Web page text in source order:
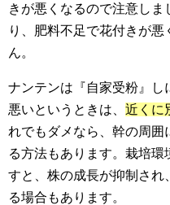
きが悪くなるので注意し
り、肥料不足で花付きが
ん。
ナンテンは『自家受粉』
悪いというときは、 近くに
れでもダメなら、幹の周囲
る方法もあります。栽培
すと、株の成長が抑制され
る場合もあります。